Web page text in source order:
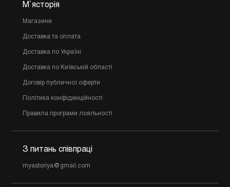
М`ясторія
Магазини
Доставка та оплата
Доставка по Україні
Доставка по Київській області
Договір публичної оферти
Політика конфіденційності
Правила програми лояльності
З питань співпраці
myastoriya@gmail.com